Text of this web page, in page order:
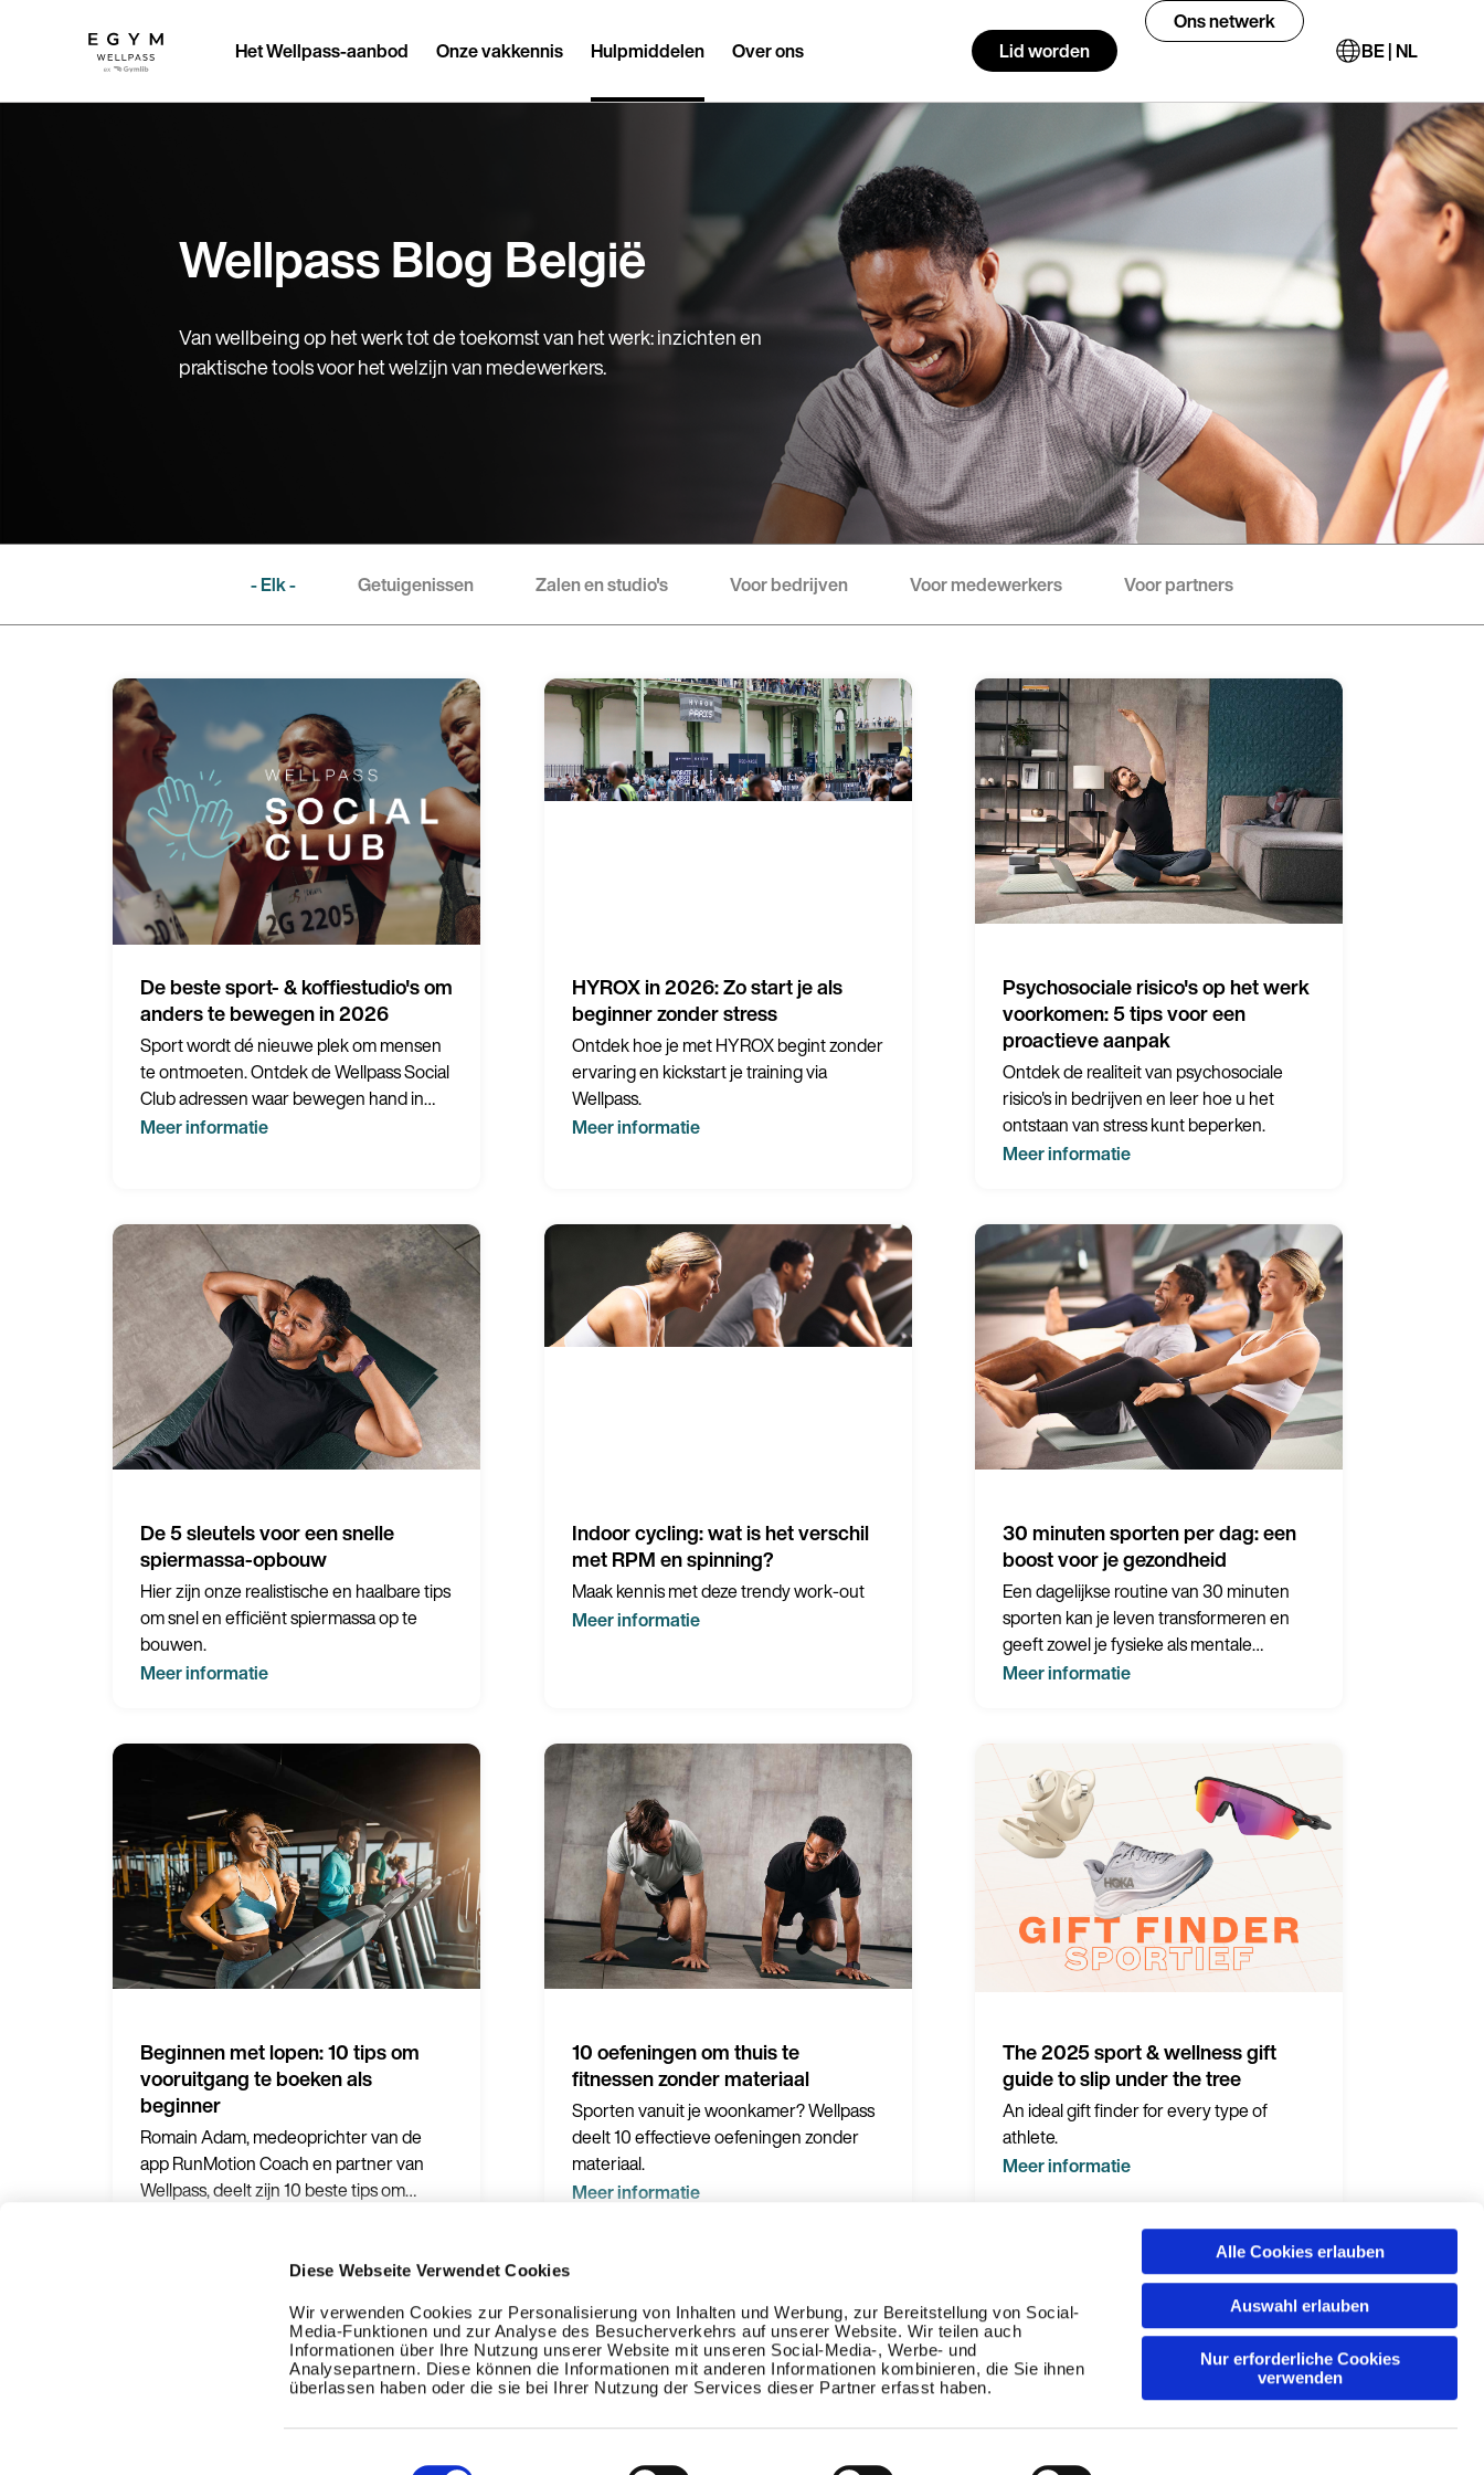
Diese Webseite Verwendet Cookies
Wir verwenden Cookies zur Personalisierung von Inhalten und Werbung, zur Bereitstellung von Social-
Media-Funktionen und zur Analyse des Besucherverkehrs auf unserer Website. Wir teilen auch
Informationen über Ihre Nutzung unserer Website mit unseren Social-Media-, Werbe- und
Analysepartnern. Diese können die Informationen mit anderen Informationen kombinieren, die Sie ihnen
überlassen haben oder die sie bei Ihrer Nutzung der Services dieser Partner erfasst haben.
Einwilligungsauswahl
Alle Cookies erlauben
Auswahl erlauben
Nur erforderliche Cookies
verwenden
gaan
Het Wellpass-aanbod Onze vakkennis Hulpmiddelen Over ons Lid worden
Ons netwerk
BE | NL
Wellpass Blog België
Van wellbeing op het werk tot de toekomst van het werk: inzichten en
praktische tools voor het welzijn van medewerkers.
- Elk - Getuigenissen Zalen en studio's Voor bedrijven Voor medewerkers Voor partners
De beste sport- & koffiestudio's om
anders te bewegen in 2026
Sport wordt dé nieuwe plek om mensen
te ontmoeten. Ontdek de Wellpass Social
Club adressen waar bewegen hand in
hand gaat met verbinding en plezier.
Meer informatie
HYROX in 2026: Zo start je als
beginner zonder stress
Ontdek hoe je met HYROX begint zonder
ervaring en kickstart je training via
Wellpass.
Meer informatie
Psychosociale risico's op het werk
voorkomen: 5 tips voor een
proactieve aanpak
Ontdek de realiteit van psychosociale
risico's in bedrijven en leer hoe u het
ontstaan van stress kunt beperken.
Meer informatie
De 5 sleutels voor een snelle
spiermassa-opbouw
Hier zijn onze realistische en haalbare tips
om snel en efficiënt spiermassa op te
bouwen.
Meer informatie
Indoor cycling: wat is het verschil
met RPM en spinning?
Maak kennis met deze trendy work-out
Meer informatie
30 minuten sporten per dag: een
boost voor je gezondheid
Een dagelijkse routine van 30 minuten
sporten kan je leven transformeren en
geeft zowel je fysieke als mentale
gezondheid een enorme boost.
Meer informatie
Beginnen met lopen: 10 tips om
vooruitgang te boeken als
beginner
Romain Adam, medeoprichter van de
app RunMotion Coach en partner van
Wellpass, deelt zijn 10 beste tips om
10 oefeningen om thuis te
fitnessen zonder materiaal
Sporten vanuit je woonkamer? Wellpass
deelt 10 effectieve oefeningen zonder
materiaal.
Meer informatie
The 2025 sport & wellness gift
guide to slip under the tree
An ideal gift finder for every type of
athlete.
Meer informatie
Blog Hulp Ons netwerk
Voor bedrijven
Voor partners
Voor werknemers
Taal
Ga verder in het Nederlands (België)